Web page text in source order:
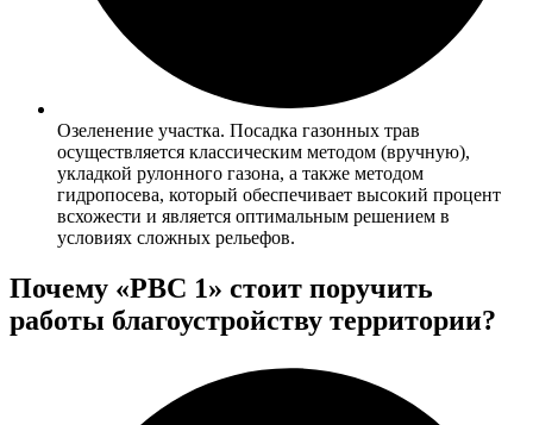
Озеленение участка. Посадка газонных трав
осуществляется классическим методом (вручную),
укладкой рулонного газона, а также методом
гидропосева, который обеспечивает высокий процент
всхожести и является оптимальным решением в
условиях сложных рельефов.
Почему «РВС 1» стоит поручить
работы благоустройству территории?